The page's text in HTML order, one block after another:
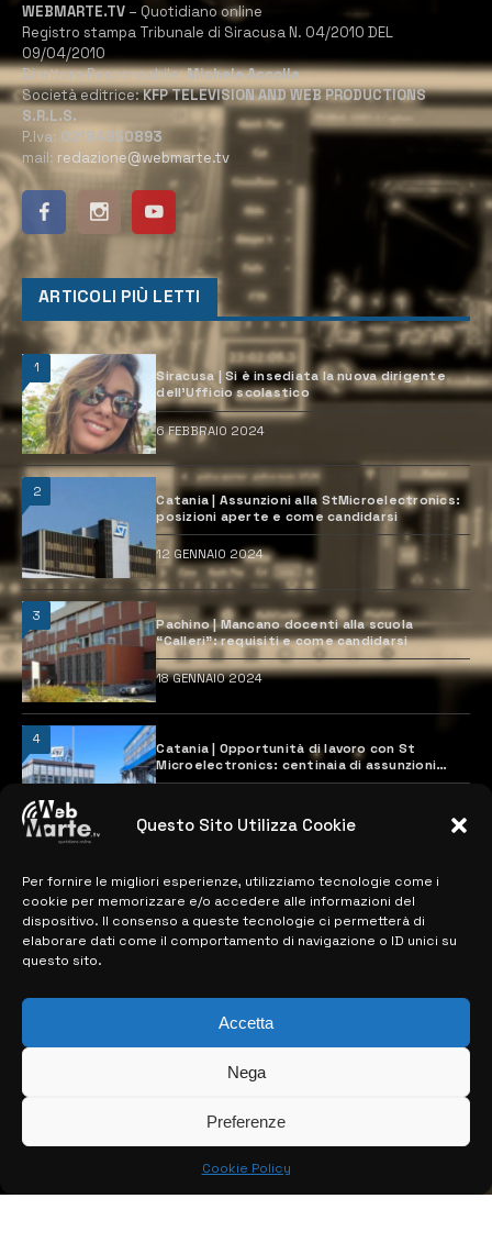
Questo Sito Utilizza Cookie
Per fornire le migliori esperienze, utilizziamo tecnologie come i
cookie per memorizzare e/o accedere alle informazioni del
dispositivo. Il consenso a queste tecnologie ci permetterà di
elaborare dati come il comportamento di navigazione o ID unici su
questo sito.
Accetta
Nega
Preferenze
Cookie Policy
WEBMARTE.TV – Quotidiano online
Registro stampa Tribunale di Siracusa N. 04/2010 DEL
09/04/2010
Direttore Responsabile:Michele Accolla
Società editrice:KFP TELEVISION AND WEB PRODUCTIONS
S.R.L.S.
P.Iva: 02184950893
mail: redazione@webmarte.tv
ARTICOLI PIÙ LETTI
1
Siracusa | Si è insediata la nuova dirigente
dell’Ufficio scolastico
6 FEBBRAIO 2024
2
Catania | Assunzioni alla StMicroelectronics:
posizioni aperte e come candidarsi
12 GENNAIO 2024
3
Pachino | Mancano docenti alla scuola
“Calleri”: requisiti e come candidarsi
18 GENNAIO 2024
4
Catania | Opportunità di lavoro con St
Microelectronics: centinaia di assunzioni
previste
MAPPA DEL SITO
> NOTIZIE